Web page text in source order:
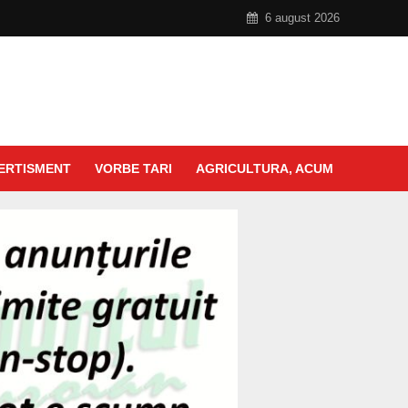
6 august 2026
VORBE TARI AGRICULTURA, ACUM